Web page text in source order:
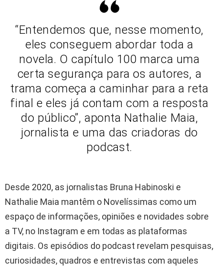
“Entendemos que, nesse momento,
eles conseguem abordar toda a
novela. O capítulo 100 marca uma
certa segurança para os autores, a
trama começa a caminhar para a reta
final e eles já contam com a resposta
do público”, aponta Nathalie Maia,
jornalista e uma das criadoras do
podcast.
Desde 2020, as jornalistas Bruna Habinoski e
Nathalie Maia mantêm o Novelíssimas como um
espaço de informações, opiniões e novidades sobre
a TV, no Instagram e em todas as plataformas
digitais. Os episódios do podcast revelam pesquisas,
curiosidades, quadros e entrevistas com aqueles